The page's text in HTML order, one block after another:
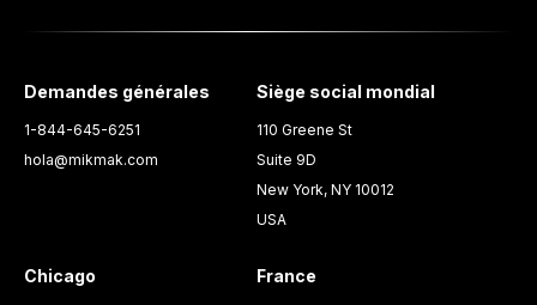
Demandes générales
1-844-645-6251
hola@mikmak.com
Siège social mondial
110 Greene St
Suite 9D
New York, NY 10012
USA
Chicago France